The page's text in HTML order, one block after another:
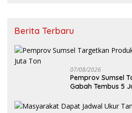
Berita Terbaru
07/08/2026
Pemprov Sumsel
Gabah Tembus 5